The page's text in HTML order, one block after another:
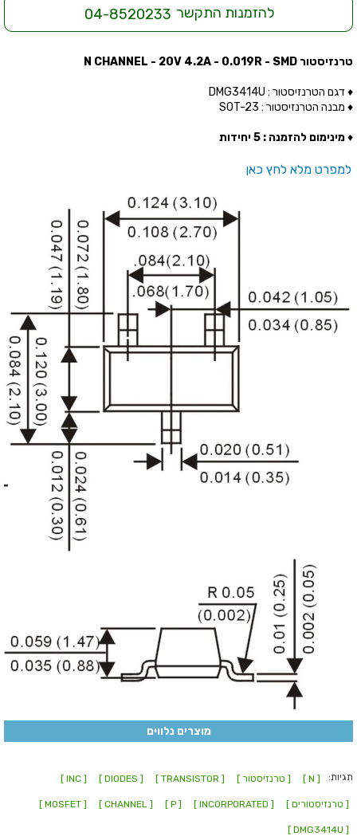
להזמנות התקשר 04-8520233
טרנזיסטור N CHANNEL - 20V 4.2A - 0.019R - SMD
♦ דגם הטרנזיסטור : DMG3414U
♦ מבנה הטרנזיסטור : SOT-23
♦מינימום להזמנה : 5 יחידות
למפרט מלא לחץ כאן
מוצרים נלווים
תגיות: [ N ] [ טרנזיסטור ] [ TRANSISTOR ]
[ DIODES ]
[ INC ]
[ טרנזיסטורים ] [ INCORPORATED ]
[ P ]
[ CHANNEL ]
[ MOSFET ]
[ DMG3414U ]